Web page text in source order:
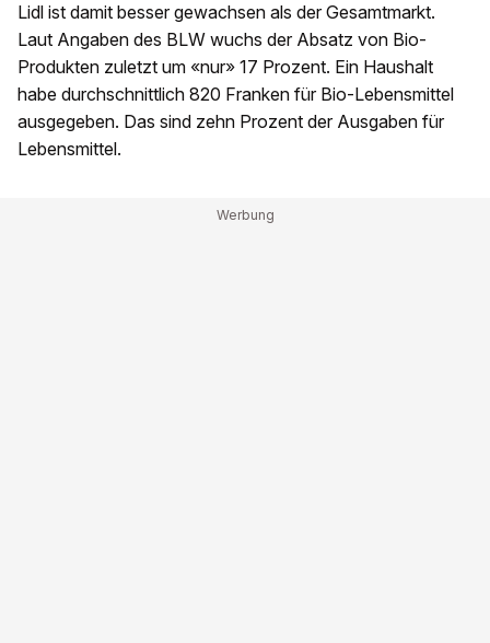
Lidl ist damit besser gewachsen als der Gesamtmarkt.
Laut Angaben des BLW wuchs der Absatz von Bio-
Produkten zuletzt um «nur» 17 Prozent. Ein Haushalt
habe durchschnittlich 820 Franken für Bio-Lebensmittel
ausgegeben. Das sind zehn Prozent der Ausgaben für
Lebensmittel.